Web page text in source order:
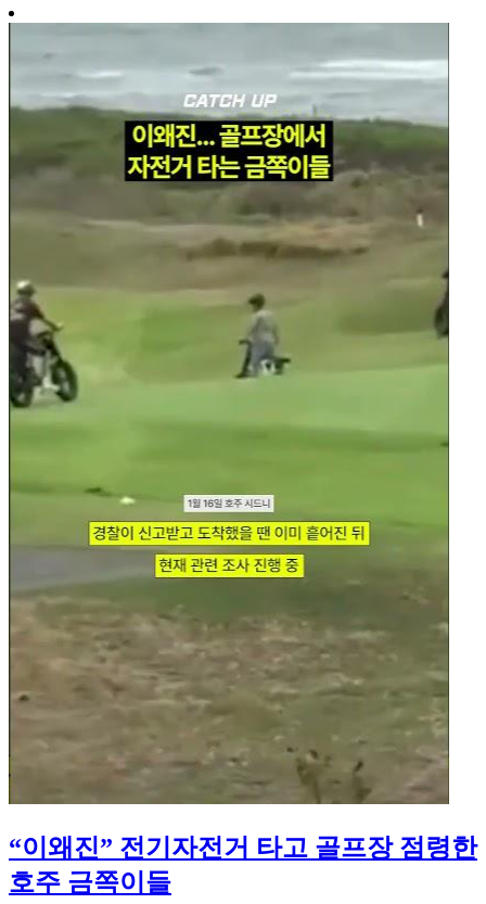
“이왜진” 전기자전거 타고 골프장 점령한
호주 금쪽이들